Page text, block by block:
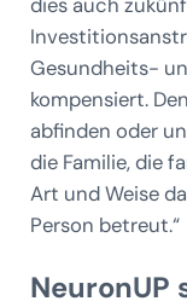
Gesundheits-
kompensiert.
abfinden oder
die Familie, die
Art und Weise
Person betreut.“